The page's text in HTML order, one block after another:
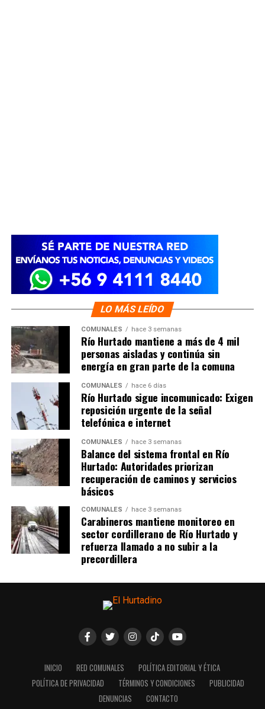
LO MÁS LEÍDO
COMUNALES hace 3 semanas
Río Hurtado mantiene a más de 4 mil
personas aisladas y continúa sin
energía en gran parte de la comuna
COMUNALES hace 6 días
Río Hurtado sigue incomunicado: Exigen
reposición urgente de la señal
telefónica e internet
COMUNALES hace 3 semanas
Balance del sistema frontal en Río
Hurtado: Autoridades priorizan
recuperación de caminos y servicios
básicos
COMUNALES hace 3 semanas
Carabineros mantiene monitoreo en
sector cordillerano de Río Hurtado y
refuerza llamado a no subir a la
precordillera
INICIO RED COMUNALES
POLÍTICA EDITORIAL Y ÉTICA
POLÍTICA DE PRIVACIDAD
TÉRMINOS Y CONDICIONES
PUBLICIDAD
DENUNCIAS
CONTACTO